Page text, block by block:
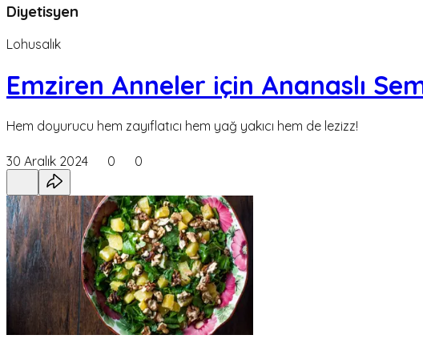
Diyetisyen
Lohusalık
Emziren Anneler için Ananaslı
Hem doyurucu hem zayıflatıcı hem yağ yakıcı hem de lezizz!
30 Aralık 2024 0 0